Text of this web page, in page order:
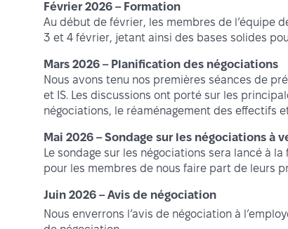
Février 2026 – Formation
Au début de février, les membres de l’équipe
3 et 4 février, jetant ainsi des bases solides
Mars 2026 – Planification des négociations
Nous avons tenu nos premières séances de
et IS. Les discussions ont porté sur les
négociations, le réaménagement des effectifs
Mai 2026 – Sondage sur les négociations à
Le sondage sur les négociations sera lancé à
pour les membres de nous faire part de leurs
Juin 2026 – Avis de négociation
Nous enverrons l’avis de négociation à